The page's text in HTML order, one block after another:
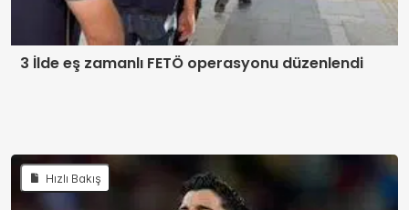
3 İlde eş zamanlı FETÖ operasyonu düzenlendi
Hızlı Bakış